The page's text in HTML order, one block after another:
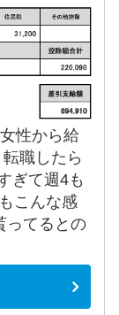
性から給
職したら
ぎて週4も
こんな感
ってるとの